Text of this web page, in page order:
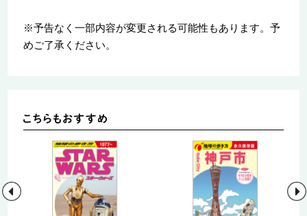
※予告なく一部内容が変更される可能性もあります。予
めご了承ください。